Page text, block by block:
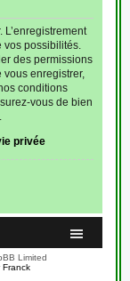
possibilités.
des permissions
enregistrer,
conditions
vous de bien
privée
Limited
Franck